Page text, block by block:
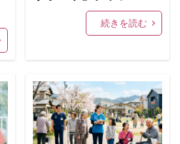
続きを読む